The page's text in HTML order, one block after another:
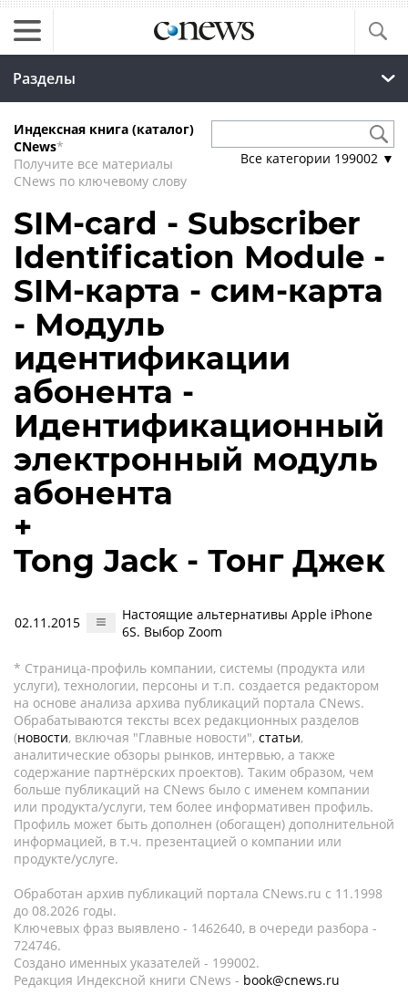
Разделы
Индексная книга (каталог)
CNews*
Получите все материалы
CNews по ключевому слову
Все категории 199002 ▼
SIM-card - Subscriber
Identification Module -
SIM-карта - сим-карта
- Модуль
идентификации
абонента -
Идентификационный
электронный модуль
абонента
+
Tong Jack - Тонг Джек
02.11.2015
Настоящие альтернативы Apple iPhone
6S. Выбор Zoom
* Страница-профиль компании, системы (продукта или
услуги), технологии, персоны и т.п. создается редактором
на основе анализа архива публикаций портала CNews.
Обрабатываются тексты всех редакционных разделов
(новости, включая "Главные новости", статьи,
аналитические обзоры рынков, интервью, а также
содержание партнёрских проектов). Таким образом, чем
больше публикаций на CNews было с именем компании
или продукта/услуги, тем более информативен профиль.
Профиль может быть дополнен (обогащен) дополнительной
информацией, в т.ч. презентацией о компании или
продукте/услуге.
Обработан архив публикаций портала CNews.ru c 11.1998
до 08.2026 годы.
Ключевых фраз выявлено - 1462640, в очереди разбора -
724746.
Создано именных указателей - 199002.
Редакция Индексной книги CNews - book@cnews.ru